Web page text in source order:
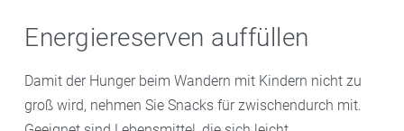
Energiereserven auffüllen
Damit der Hunger beim Wandern mit Kindern nicht zu
groß wird, nehmen Sie Snacks für zwischendurch mit.